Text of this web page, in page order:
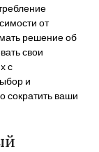
от
решение об
свои
с
и
сократить ваши